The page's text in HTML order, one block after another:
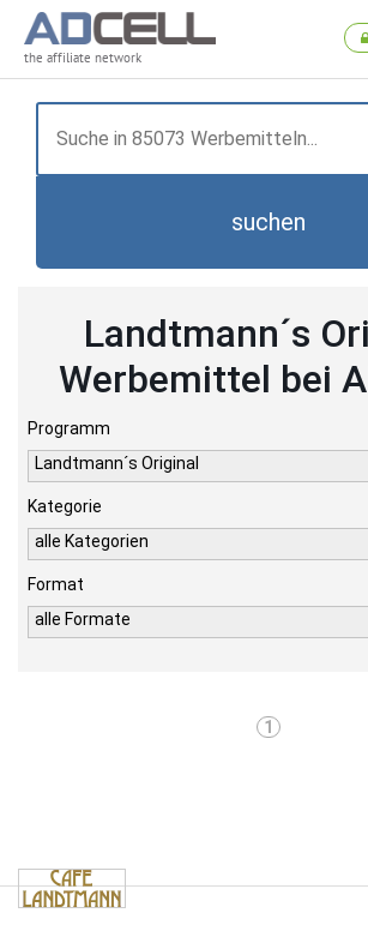
the affiliate network
suchen
Landtmann´s
Werbemittel bei
Programm
Landtmann´s Original
Kategorie
alle Kategorien
Format
alle Formate
1